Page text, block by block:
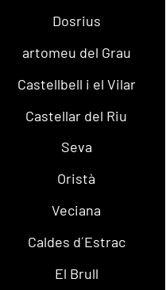
Dosrius
artomeu del Grau
Castellbell i el Vilar
Castellar del Riu
Seva
Oristà
Veciana
Caldes d´Estrac
El Brull